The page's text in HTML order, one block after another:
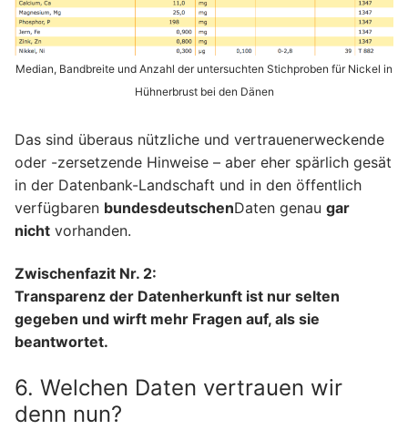
Median, Bandbreite und Anzahl der untersuchten Stichproben für Nickel in
Hühnerbrust bei den Dänen
Das sind überaus nützliche und vertrauenerweckende
oder -zersetzende Hinweise – aber eher spärlich gesät
in der Datenbank-Landschaft und in den öffentlich
verfügbaren bundesdeutschenDaten genau gar
nicht vorhanden.
Zwischenfazit Nr. 2:
Transparenz der Datenherkunft ist nur selten
gegeben und wirft mehr Fragen auf, als sie
beantwortet.
6. Welchen Daten vertrauen wir
denn nun?